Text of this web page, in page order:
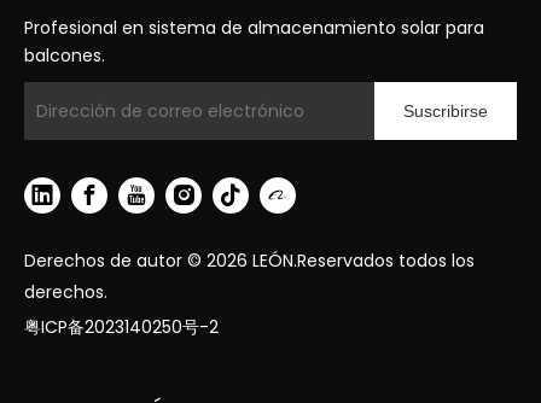
Profesional en sistema de almacenamiento solar para
balcones.
Suscribirse
Derechos de autor © 2026 LEÓN.Reservados todos los
derechos.
粤ICP备2023140250号-2